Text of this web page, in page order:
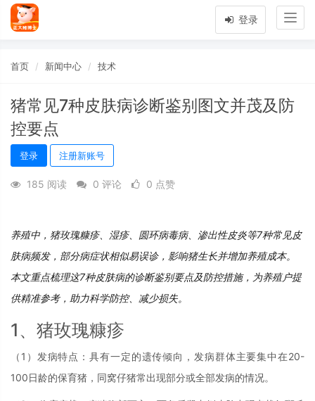
登录
首页 新闻中心 技术
猪常见7种皮肤病诊断鉴别图文并茂及防
控要点
登录 注册新账号
185 阅读 0 评论 0 点赞
养殖中，猪玫瑰糠疹、湿疹、圆环病毒病、渗出性皮炎等7种常见皮
肤病频发，部分病症状相似易误诊，影响猪生长并增加养殖成本。
本文重点梳理这7种皮肤病的诊断鉴别要点及防控措施，为养殖户提
供精准参考，助力科学防控、减少损失。
1、猪玫瑰糠疹
（1）发病特点：具有一定的遗传倾向，发病群体主要集中在20-
100日龄的保育猪，同窝仔猪常出现部分或全部发病的情况。